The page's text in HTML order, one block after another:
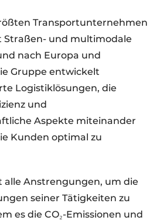
Transportunternehmen
Straßen- und multimodale
nach Europa und
Gruppe entwickelt
Logistiklösungen, die
und
Aspekte miteinander
Kunden optimal zu
Anstrengungen, um die
seiner Tätigkeiten zu
es die CO₂-Emissionen und